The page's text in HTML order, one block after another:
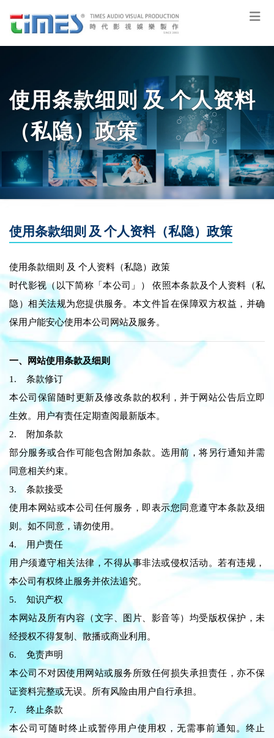
使用条款细则 及 个人资料
（私隐）政策
使用条款细则 及 个人资料（私隐）政策
使用条款细则 及 个人资料（私隐）政策
时代影视（以下简称「本公司」） 依照本条款及个人资料（私
隐）相关法规为您提供服务。本文件旨在保障双方权益，并确
保用户能安心使用本公司网站及服务。
一、网站使用条款及细则
1. 条款修订
本公司保留随时更新及修改条款的权利，并于网站公告后立即
生效。用户有责任定期查阅最新版本。
2. 附加条款
部分服务或合作可能包含附加条款。选用前，将另行通知并需
同意相关约束。
3. 条款接受
使用本网站或本公司任何服务，即表示您同意遵守本条款及细
则。如不同意，请勿使用。
4. 用户责任
用户须遵守相关法律，不得从事非法或侵权活动。若有违规，
本公司有权终止服务并依法追究。
5. 知识产权
本网站及所有内容（文字、图片、影音等）均受版权保护，未
经授权不得复制、散播或商业利用。
6. 免责声明
本公司不对因使用网站或服务所致任何损失承担责任，亦不保
证资料完整或无误。所有风险由用户自行承担。
7. 终止条款
本公司可随时终止或暂停用户使用权，无需事前通知。终止